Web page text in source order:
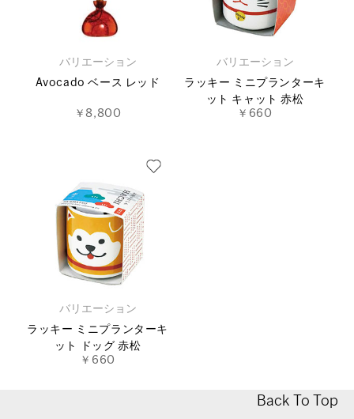
バリエーション
Avocado ベース レッド
￥8,800
バリエーション
ラッキー ミニプランターキ
ット キャット 赤松
￥660
バリエーション
ラッキー ミニプランターキ
ット ドッグ 赤松
￥660
Back To Top